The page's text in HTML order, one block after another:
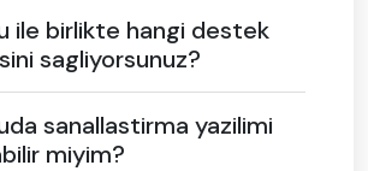
ile birlikte hangi destek
sagliyorsunuz?
sanallastirma yazilimi
miyim?